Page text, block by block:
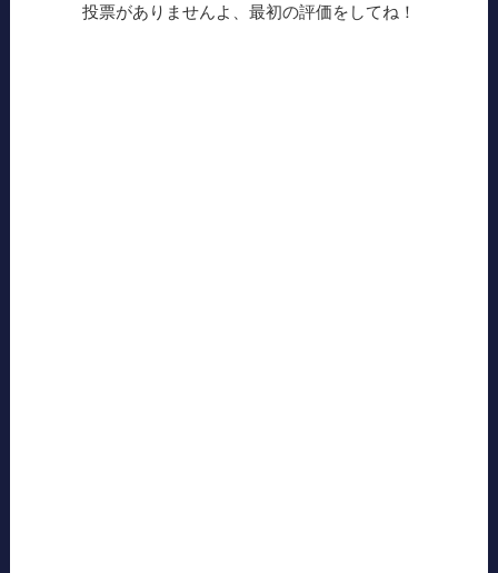
投票がありませんよ、最初の評価をしてね！